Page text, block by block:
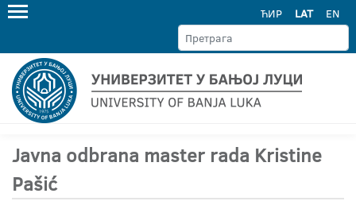
ЋИР LAT EN
Javna odbrana master rada Kristine
Pašić